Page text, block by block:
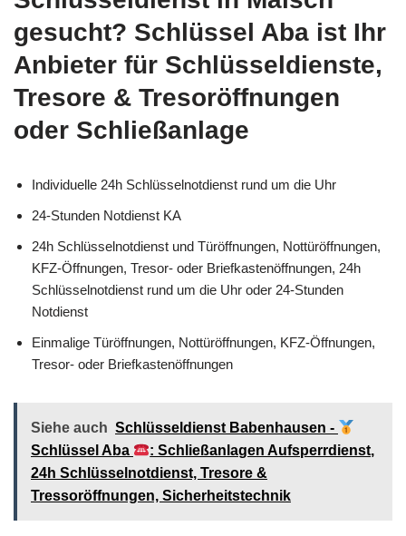
gesucht? Schlüssel Aba ist Ihr
Anbieter für Schlüsseldienste,
Tresore & Tresoröffnungen
oder Schließanlage
Individuelle 24h Schlüsselnotdienst rund um die Uhr
24-Stunden Notdienst KA
24h Schlüsselnotdienst und Türöffnungen, Nottüröffnungen,
KFZ-Öffnungen, Tresor- oder Briefkastenöffnungen, 24h
Schlüsselnotdienst rund um die Uhr oder 24-Stunden
Notdienst
Einmalige Türöffnungen, Nottüröffnungen, KFZ-Öffnungen,
Tresor- oder Briefkastenöffnungen
Siehe auch Schlüsseldienst Babenhausen -
Schlüssel Aba
: Schließanlagen Aufsperrdienst,
24h Schlüsselnotdienst, Tresore &
Tressoröffnungen, Sicherheitstechnik